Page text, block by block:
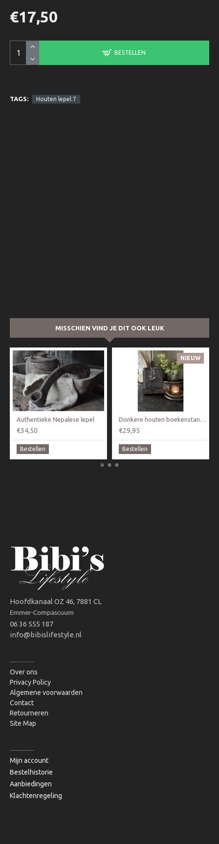
€17,50
BESTELLEN
TAGS: Houten lepel 7
MISSCHIEN VIND JE DIT OOK LEUK
Authentieke Nepalese lepel
€34,50
Bestellen
NIEUW
Donkere houten boekenstandaard
€29,95
Bestellen
Hoofdkanaal OZ 46, 7881 CL
Emmer-Compascuum
06 36 555 187
info@bibislifestyle.nl
Over ons
Privacy Policy
Algemene voorwaarden
Contact
Retourneren
Site Map
Mijn account
Bestelhistorie
Aanbiedingen
Klachtenregeling